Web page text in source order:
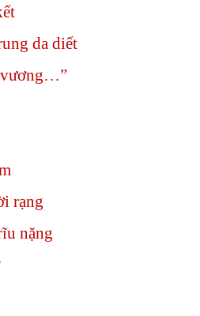
da diết
vương…”
rạng
nặng